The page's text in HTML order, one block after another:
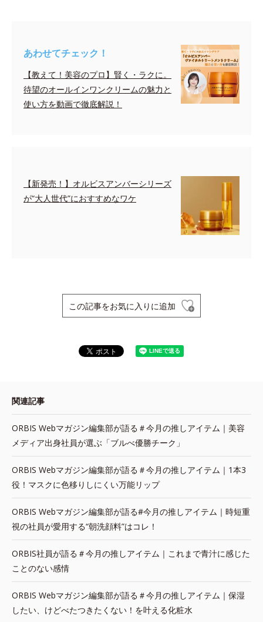
あわせてチェック！
【教えて！美容のプロ】賢く・ラクに。
待望のオールインワンクリームの魅力と
使い方を動画で徹底解説！
【新発売！】オルビスアンバーシリーズ
が“大人世代”におすすめなワケ
この記事をお気に入りに追加
関連記事
ORBIS Webマガジン編集部が語る＃今月の推しアイテム｜美容
メディア出身社員が選ぶ「ブルべ優勝チーク」
ORBIS Webマガジン編集部が語る＃今月の推しアイテム｜1本3
役！マスクに色移りしにくい万能リップ
ORBIS Webマガジン編集部が語る#今月の推しアイテム｜時短重
視の社員が愛用する“朝洗顔料”はコレ！
ORBIS社員が語る＃今月の推しアイテム｜これまで青汁に感じた
ことのない感情
ORBIS Webマガジン編集部が語る＃今月の推しアイテム｜保湿
したい、けどべたつきたくない！を叶える化粧水